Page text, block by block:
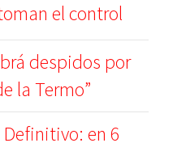
el control
despidos por
la Termo”
Definitivo: en 6